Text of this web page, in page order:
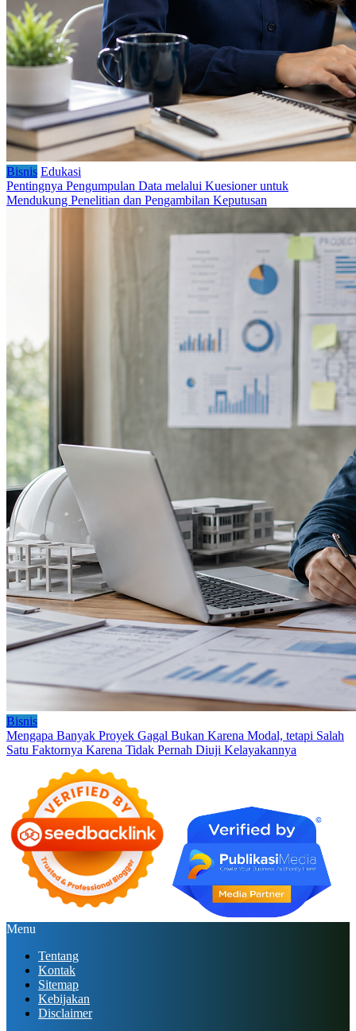
Bisnis Edukasi
Pentingnya Pengumpulan Data melalui Kuesioner untuk
Mendukung Penelitian dan Pengambilan Keputusan
Bisnis
Mengapa Banyak Proyek Gagal Bukan Karena Modal, tetapi Salah
Satu Faktornya Karena Tidak Pernah Diuji Kelayakannya
Menu
Tentang
Kontak
Sitemap
Kebijakan
Disclaimer